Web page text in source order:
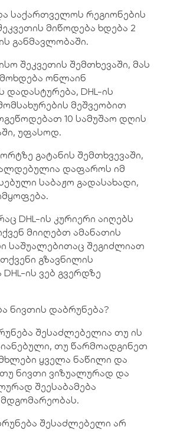
საქართველოს რეგიონების
მიწოდება ხდება 2
განმავლობაში.
შეკვეთის შემთხევაში, მას
ონლაინ
დადასტურება, DHL-ის
მეშვეობით
10 სამუშაო დღის
უფასოდ.
გატანის შემთხვევაში,
დაფაროს იმ
საბაჟო გადასახადი,
DHL-ის კურიერი აიღებს
მიიღებთ ამანათის
საშუალებითაც შეგიძლიათ
გზავნილის
ის ვებ გვერდზე
ნივთის დაბრუნება?
შესაძლებელია თუ ის
თუ წარმოადგინეთ
ყველა ნაწილი და
ნივთი ვიზუალურად და
შეესაბამება
შესაძლებელი არ